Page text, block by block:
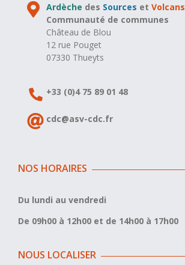
Ardèche des Sources etVolcans
Communauté de communes
Château de Blou
12 rue Pouget
07330 Thueyts
+33 (0)4 75 89 01 48
cdc@asv-cdc.fr
NOS HORAIRES
Du lundi au vendredi
De 09h00 à 12h00 et de 14h00 à 17h00
NOUS LOCALISER